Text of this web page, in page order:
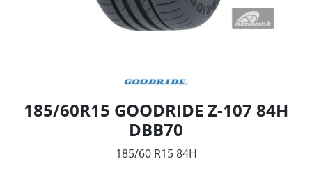
185/60R15 GOODRIDE Z-107 84H
DBB70
185/60 R15 84H